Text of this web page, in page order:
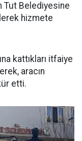
Tut Belediyesine
hizmete
kattıkları itfaiye
aracın
etti.